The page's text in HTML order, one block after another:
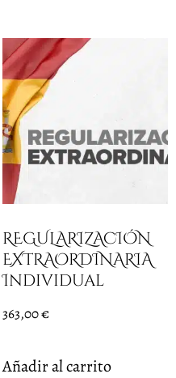
REGULARIZACIÓN
EXTRAORDINARIA
Individual
363,00€
Añadir al carrito